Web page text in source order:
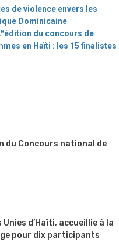
de violence envers les
Dominicaine
eédition du concours de
en Haïti : les 15 finalistes
du Concours national de
d’Haïti, accueillie à la
pour dix participants